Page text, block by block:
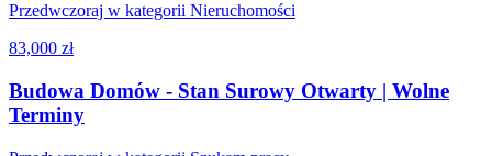
Przedwczoraj w kategorii Nieruchomości
83,000 zł
Budowa Domów - Stan Surowy Otwarty | Wolne
Terminy